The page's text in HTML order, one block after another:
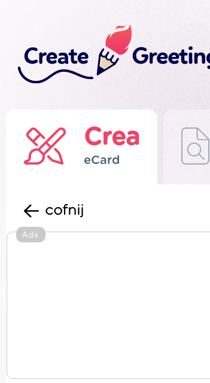
Crea
eCard
cofnij
Ads